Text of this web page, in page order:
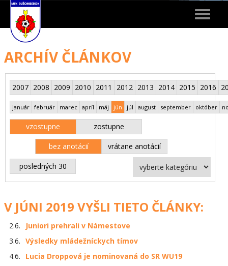
Toggle
ARCHÍV ČLÁNKOV
2007 2008 2009 2010 2011 2012 2013 2014 2015 2016
január február marec apríl máj jún júl august september október
vzostupne zostupne
bez anotácií vrátane anotácií
posledných 30
V JÚNI 2019 VYŠLI TIETO ČLÁNKY:
2.6.
Juniori prehrali v Námestove
3.6. Výsledky mládežníckych tímov
4.6.
Lucia Droppová je nominovaná do SR WU19